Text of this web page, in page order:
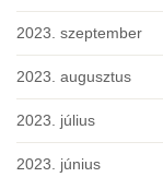
2023. szeptember
2023. augusztus
2023. július
2023. június